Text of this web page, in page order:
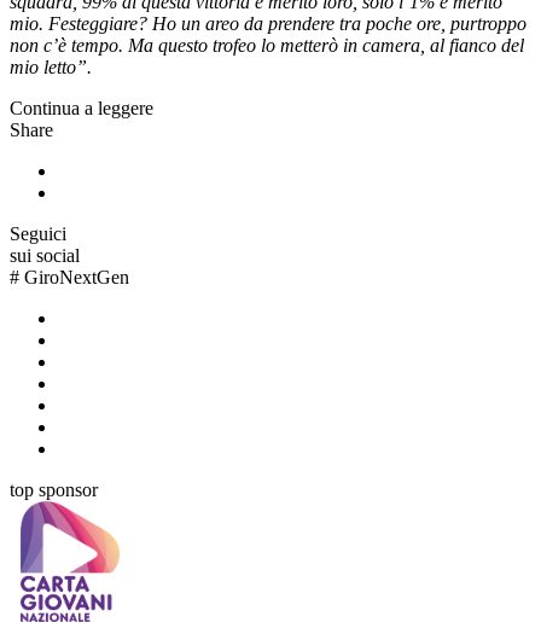
mio. Festeggiare? Ho un areo da prendere tra poche ore, purtroppo
non c’è tempo. Ma questo trofeo lo metterò in camera, al fianco del
mio letto”.
Continua a leggere
Share
Seguici
sui social
# GiroNextGen
top sponsor